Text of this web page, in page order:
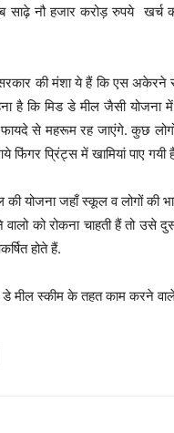
साढ़े नौ हजार करोड़ रुपये
की मंशा ये हैं कि एस अकेरने से
है कि मिड डे मील जैसी
से महरूम रह जाएंगे. कुछ लोगों
प्रिंट्स में खामियां पाए गयी
की योजना जहाँ स्कूल व लोगों की
को रोकना चाहती हैं तो
होते हैं.
डे मील स्कीम के तहत काम करने